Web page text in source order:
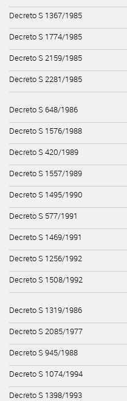
Decreto S 1367/1985
Decreto S 1774/1985
Decreto S 2159/1985
Decreto S 2281/1985
Decreto S 648/1986
Decreto S 1576/1988
Decreto S 420/1989
Decreto S 1557/1989
Decreto S 1495/1990
Decreto S 577/1991
Decreto S 1469/1991
Decreto S 1256/1992
Decreto S 1508/1992
Decreto S 1319/1986
Decreto S 2085/1977
Decreto S 945/1988
Decreto S 1074/1994
Decreto S 1398/1993